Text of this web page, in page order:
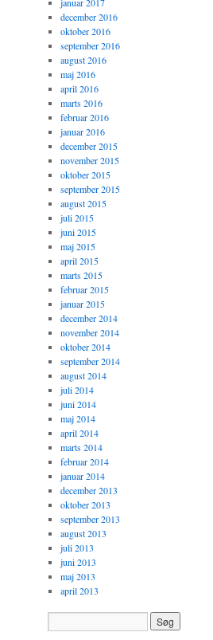
december 2016
oktober 2016
september 2016
august 2016
maj 2016
april 2016
marts 2016
februar 2016
januar 2016
december 2015
november 2015
oktober 2015
september 2015
august 2015
juli 2015
juni 2015
maj 2015
april 2015
marts 2015
februar 2015
januar 2015
december 2014
november 2014
oktober 2014
september 2014
august 2014
juli 2014
juni 2014
maj 2014
april 2014
marts 2014
februar 2014
januar 2014
december 2013
oktober 2013
september 2013
august 2013
juli 2013
juni 2013
maj 2013
april 2013